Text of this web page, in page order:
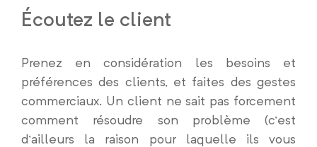
Écoutez le client
Prenez en considération les besoins et
préférences des clients, et faites des gestes
commerciaux. Un client ne sait pas forcement
comment résoudre son problème (c’est
d’ailleurs la raison pour laquelle ils vous